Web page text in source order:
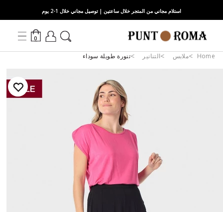
استلام مجاني من المتجر خلال ساعتين | توصيل مجاني خلال 1-2 يوم
0
Home ملابس التنانير تنورة طويلة سوداء